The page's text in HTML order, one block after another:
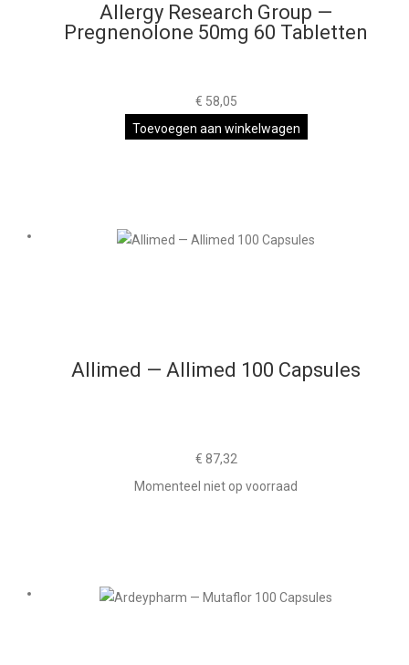
Allergy Research Group —
Pregnenolone 50mg 60 Tabletten
€ 58,05
Toevoegen aan winkelwagen
Allimed — Allimed 100 Capsules
€ 87,32
Momenteel niet op voorraad